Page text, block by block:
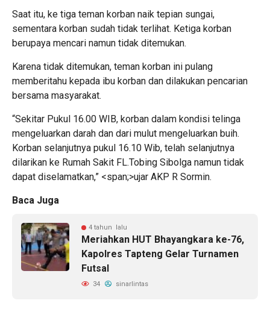
Saat itu, ke tiga teman korban naik tepian sungai,
sementara korban sudah tidak terlihat. Ketiga korban
berupaya mencari namun tidak ditemukan.
Karena tidak ditemukan, teman korban ini pulang
memberitahu kepada ibu korban dan dilakukan pencarian
bersama masyarakat.
“Sekitar Pukul 16.00 WIB, korban dalam kondisi telinga
mengeluarkan darah dan dari mulut mengeluarkan buih.
Korban selanjutnya pukul 16.10 Wib, telah selanjutnya
dilarikan ke Rumah Sakit FL.Tobing Sibolga namun tidak
dapat diselamatkan,” <span;>ujar AKP R Sormin.
Baca Juga
4 tahun lalu
Meriahkan HUT Bhayangkara ke-76,
Kapolres Tapteng Gelar Turnamen
Futsal
34 sinarlintas